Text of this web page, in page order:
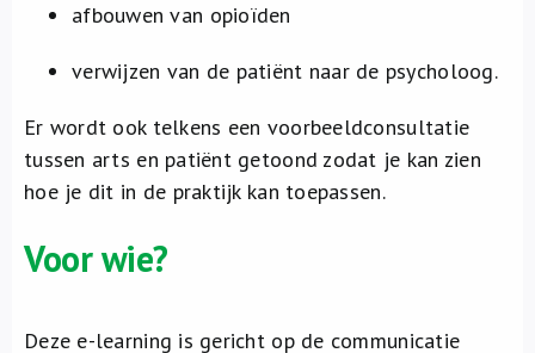
afbouwen van opioïden
verwijzen van de patiënt naar de psycholoog.
Er wordt ook telkens een voorbeeldconsultatie
tussen arts en patiënt getoond zodat je kan zien
hoe je dit in de praktijk kan toepassen.
Voor wie?
Deze e-learning is gericht op de communicatie